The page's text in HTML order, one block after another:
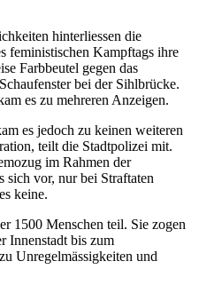
hinterliessen die
feministischen Kampftags ihre
Farbbeutel gegen das
bei der Sihlbrücke.
es zu mehreren Anzeigen.
es jedoch zu keinen weiteren
teilt die Stadtpolizei mit.
im Rahmen der
sich vor, nur bei Straftaten
keine.
1500 Menschen teil. Sie zogen
Innenstadt bis zum
Unregelmässigkeiten und